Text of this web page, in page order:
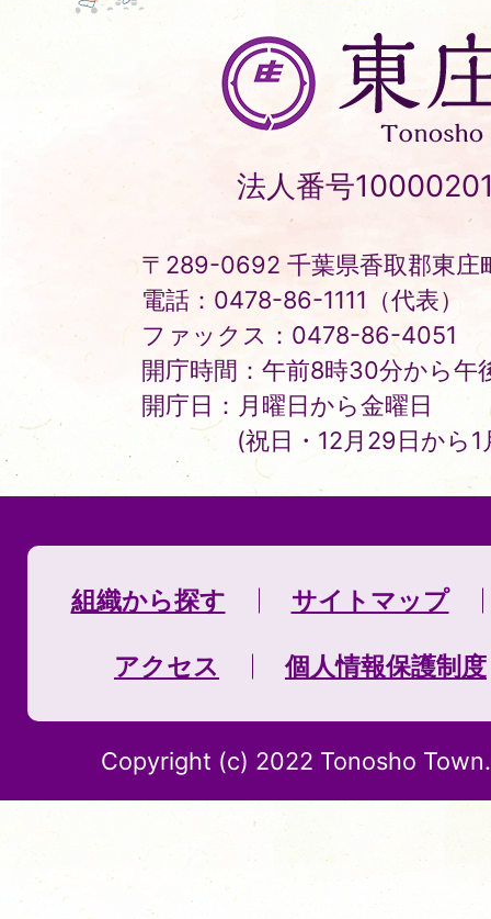
東
庄
町
Tonosho
Town
法人番号
〒289-0692 千葉県香取郡東庄
電話：0478-86-1111（代表）
ファックス：0478-86-4051
開庁時間：午前8時30分から午
開庁日：月曜日から金曜日
(祝日・12月29日から
組織から探す サイトマップ
アクセス 個人情報保護制度
Copyright (c) 2022 Tonosho